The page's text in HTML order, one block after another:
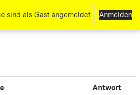
sind als Gast angemeldet Anmelden
Antwort